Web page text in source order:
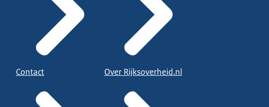
Contact Over Rijksoverheid.nl